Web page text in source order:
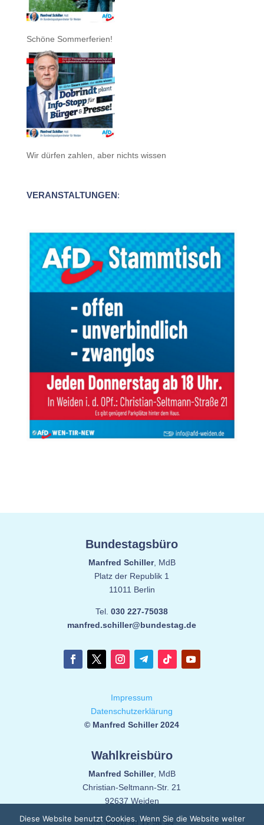
Schöne Sommerferien!
Wir dürfen zahlen, aber nichts wissen
VERANSTALTUNGEN:
Bundestagsbüro
Manfred Schiller, MdB
Platz der Republik 1
11011 Berlin
Tel.030 227-75038
manfred.schiller@bundestag.de
Impressum
Datenschutzerklärung
© Manfred Schiller 2024
Wahlkreisbüro
Manfred Schiller, MdB
Christian-Seltmann-Str. 21
92637 Weiden
Tel. 0961/ 40 17 56 94
Diese Website benutzt Cookies. Wenn Sie die Website weiter